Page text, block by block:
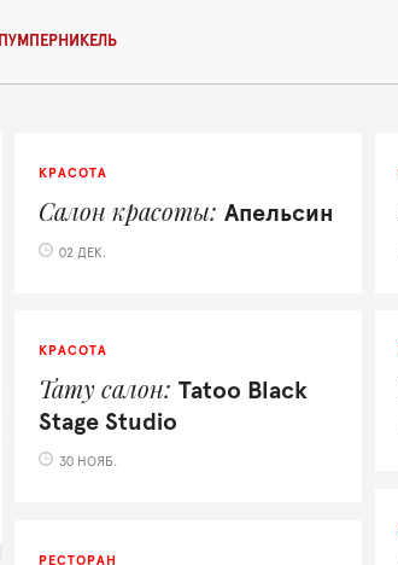
ПУМПЕРНИКЕЛЬ
КРАСОТА
Салон красоты Апельсин
02 ДЕК.
КРАСОТА
Тату салон Tatoo Black
Stage Studio
30 НОЯБ.
РЕСТОРАН